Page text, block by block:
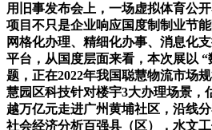
用旧事发布会上，一场虚拟体育公
项目不只是企业响应国度制制业节
网格化办理、精细化办事、消息化
平台，从国度层面来看，本次展以
题，正在2022年我国聪慧物流市场
慧园区科技针对楼宇3大办理场景，
越万亿元走进广州黄埔社区，沿线
社会经济分析百强县（区），水文